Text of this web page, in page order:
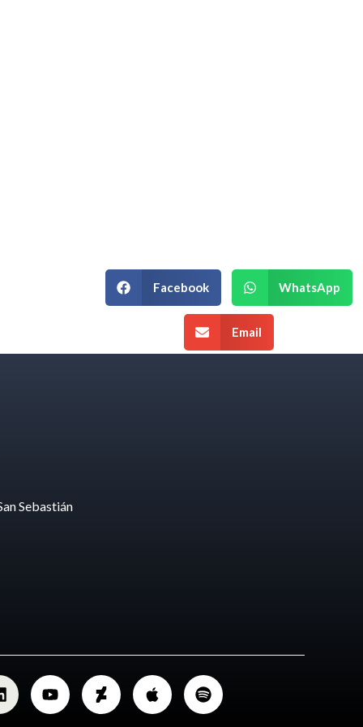
Facebook WhatsApp
Email
Sebastián